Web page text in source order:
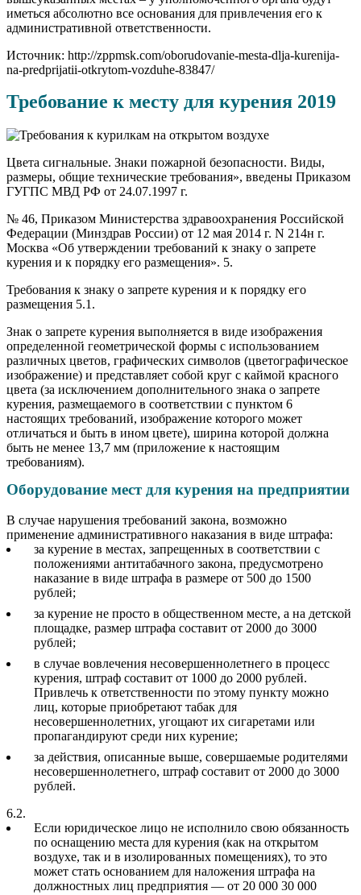
иметься абсолютно все основания для привлечения его к
административной ответственности.
Источник: http://zppmsk.com/oborudovanie-mesta-dlja-kurenija-
na-predprijatii-otkrytom-vozduhe-83847/
Требование к месту для курения 2019
Цвета сигнальные. Знаки пожарной безопасности. Виды,
размеры, общие технические требования», введены Приказом
ГУГПС МВД РФ от 24.07.1997 г.
№ 46, Приказом Министерства здравоохранения Российской
Федерации (Минздрав России) от 12 мая 2014 г. N 214н г.
Москва «Об утверждении требований к знаку о запрете
курения и к порядку его размещения». 5.
Требования к знаку о запрете курения и к порядку его
размещения 5.1.
Знак о запрете курения выполняется в виде изображения
определенной геометрической формы с использованием
различных цветов, графических символов (цветографическое
изображение) и представляет собой круг с каймой красного
цвета (за исключением дополнительного знака о запрете
курения, размещаемого в соответствии с пунктом 6
настоящих требований, изображение которого может
отличаться и быть в ином цвете), ширина которой должна
быть не менее 13,7 мм (приложение к настоящим
требованиям).
Оборудование мест для курения на предприятии
В случае нарушения требований закона, возможно
применение административного наказания в виде штрафа:
за курение в местах, запрещенных в соответствии с
положениями антитабачного закона, предусмотрено
наказание в виде штрафа в размере от 500 до 1500
рублей;
за курение не просто в общественном месте, а на детской
площадке, размер штрафа составит от 2000 до 3000
рублей;
в случае вовлечения несовершеннолетнего в процесс
курения, штраф составит от 1000 до 2000 рублей.
Привлечь к ответственности по этому пункту можно
лиц, которые приобретают табак для
несовершеннолетних, угощают их сигаретами или
пропагандируют среди них курение;
за действия, описанные выше, совершаемые родителями
несовершеннолетнего, штраф составит от 2000 до 3000
рублей.
6.2.
Если юридическое лицо не исполнило свою обязанность
по оснащению места для курения (как на открытом
воздухе, так и в изолированных помещениях), то это
может стать основанием для наложения штрафа на
должностных лиц предприятия — от 20 000 30 000